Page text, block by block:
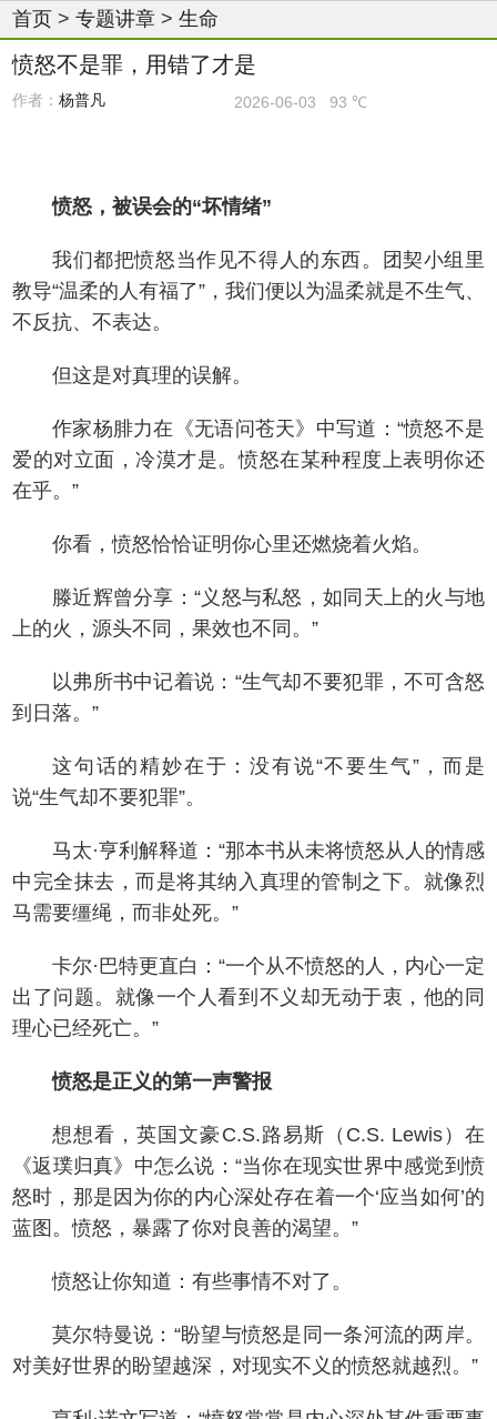
首页 > 专题讲章 > 生命
愤怒不是罪，用错了才是
作者： 杨普凡 2026-06-03 93 ℃
愤怒，被误会的“坏情绪”
我们都把愤怒当作见不得人的东西。团契小组里
教导“温柔的人有福了”，我们便以为温柔就是不生气、
不反抗、不表达。
但这是对真理的误解。
作家杨腓力在《无语问苍天》中写道：“愤怒不是
爱的对立面，冷漠才是。愤怒在某种程度上表明你还
在乎。”
你看，愤怒恰恰证明你心里还燃烧着火焰。
滕近辉曾分享：“义怒与私怒，如同天上的火与地
上的火，源头不同，果效也不同。”
以弗所书中记着说：“生气却不要犯罪，不可含怒
到日落。”
这句话的精妙在于：没有说“不要生气”，而是
说“生气却不要犯罪”。
马太·亨利解释道：“那本书从未将愤怒从人的情感
中完全抹去，而是将其纳入真理的管制之下。就像烈
马需要缰绳，而非处死。”
卡尔·巴特更直白：“一个从不愤怒的人，内心一定
出了问题。就像一个人看到不义却无动于衷，他的同
理心已经死亡。”
愤怒是正义的第一声警报
想想看，英国文豪C.S.路易斯（C.S. Lewis）在
《返璞归真》中怎么说：“当你在现实世界中感觉到愤
怒时，那是因为你的内心深处存在着一个‘应当如何’的
蓝图。愤怒，暴露了你对良善的渴望。”
愤怒让你知道：有些事情不对了。
莫尔特曼说：“盼望与愤怒是同一条河流的两岸。
对美好世界的盼望越深，对现实不义的愤怒就越烈。”